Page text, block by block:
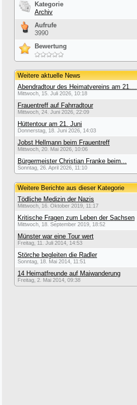
Kategorie
Archiv
Aufrufe
3990
Bewertung
Weitere aktuelle News
Abendradtour des Heimatvereins am 21....
Mittwoch, 15. Juli 2026, 10:18
Frauentreff auf Fahrradtour
Mittwoch, 24. Juni 2026, 22:09
Hüttentour am 21. Juni
Donnerstag, 18. Juni 2026, 14:03
Jobst Hellmann beim Frauentreff
Mittwoch, 20. Mai 2026, 10:06
Bürgermeister Christian Franke beim...
Sonntag, 26. April 2026, 11:10
Weitere Berichte aus dieser Kategorie
Tödliche Medizin der Nazis
Mittwoch, 16. Oktober 2019, 11:17
Kritische Fragen zum Leben der Sachsen
Mittwoch, 18. September 2019, 18:52
Münster war eine Tour wert
Freitag, 11. Juli 2014, 14:53
Störche begleiten die Radler
Sonntag, 18. Mai 2014, 11:51
14 Heimatfreunde auf Maiwanderung
Freitag, 2. Mai 2014, 09:38